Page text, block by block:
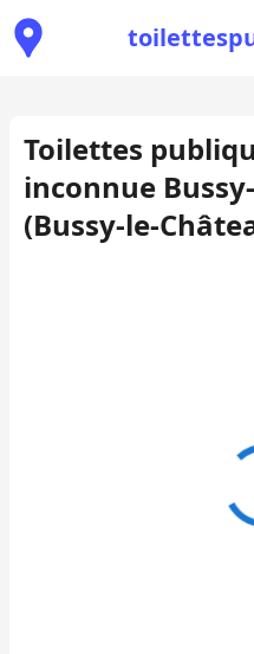
Toilettes
inconnue
(Bussy-le-